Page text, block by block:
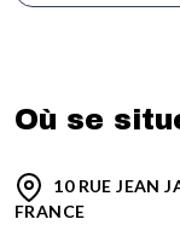
Où se
10 RUE JEAN
FRANCE